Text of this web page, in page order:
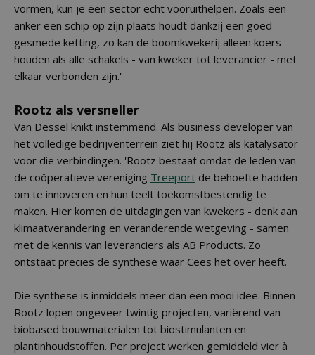
vormen, kun je een sector echt vooruithelpen. Zoals een
anker een schip op zijn plaats houdt dankzij een goed
gesmede ketting, zo kan de boomkwekerij alleen koers
houden als alle schakels - van kweker tot leverancier - met
elkaar verbonden zijn.'
Rootz als versneller
Van Dessel knikt instemmend. Als business developer van
het volledige bedrijventerrein ziet hij Rootz als katalysator
voor die verbindingen. 'Rootz bestaat omdat de leden van
de coöperatieve vereniging Treeport de behoefte hadden
om te innoveren en hun teelt toekomstbestendig te
maken. Hier komen de uitdagingen van kwekers - denk aan
klimaatverandering en veranderende wetgeving - samen
met de kennis van leveranciers als AB Products. Zo
ontstaat precies de synthese waar Cees het over heeft.'
Die synthese is inmiddels meer dan een mooi idee. Binnen
Rootz lopen ongeveer twintig projecten, variërend van
biobased bouwmaterialen tot biostimulanten en
plantinhoudstoffen. Per project werken gemiddeld vier à